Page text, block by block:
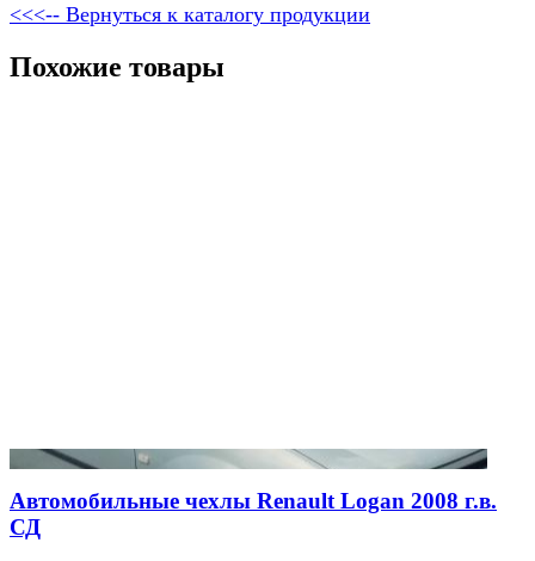
<<<-- Вернуться к каталогу продукции
Похожие товары
Автомобильные чехлы Renault Logan 2008 г.в.
СД